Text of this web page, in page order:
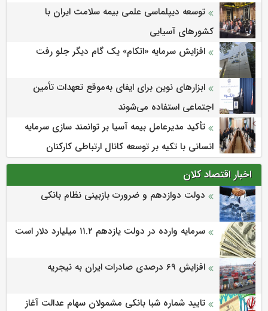
توسعه دیپلماسی علمی بیمه سلامت ایران با
کشورهای آسیایی
افزایش سرمایه «اتکام» یک گام دیگر جلو رفت
ابزارهای نوین برای ایفای به‌موقع تعهدات تأمین
اجتماعی استفاده می‌شوند
تأکید مدیرعامل بیمه آسیا بر توانمند سازی سرمایه
انسانی با تکیه بر توسعه کانال ارتباطی کارکنان
اخبار اقتصاد کلان
دولت دوازدهم و ضرورت بازبینی نظام بانکی
سرمایه وارده در دولت یازدهم ۱۱.۲ میلیارد دلار است
افزایش 69 درصدی صادرات ایران به نیجریه
تایید شماره شبا بانکی مشمولان سهام عدالت آغاز